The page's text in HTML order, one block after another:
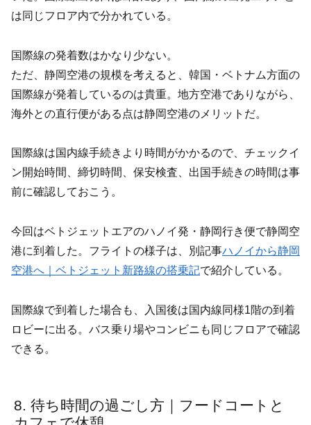
は同じフロア内で分かれている。
国際線の発着数はかなり少ない。
ただ、静岡空港の規模を考えると、韓国・ベトナム方面の
国際線が発着しているのは貴重。地方空港でありながら、
海外との直行便がある点は静岡空港のメリットだ。
国際線は国内線手続きより時間がかかるので、チェックイ
ン開始時間、締切時間、保安検査、出国手続きの時間は事
前に確認しておこう。
今回はベトジェットエアのハノイ発・静岡行き便で静岡空
港に到着した。フライトの様子は、別記事ハノイから静岡
空港へ｜ベトジェット新路線の搭乗記で紹介している。
国際線で到着した場合も、入国後は国内線同様1階の到着
ロビーに出る。バス乗り場やコンビニも同じフロアで確認
できる。
待ち時間の過ごし方｜フードコートと